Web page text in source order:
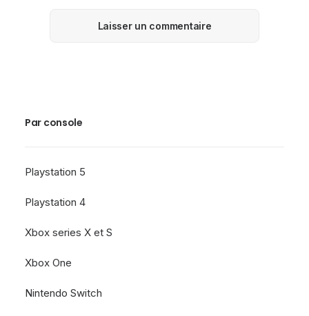
Par console
Playstation 5
Playstation 4
Xbox series X et S
Xbox One
Nintendo Switch